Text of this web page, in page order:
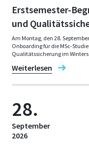
Erstsemester-
und
Am Montag, den 28.
Onboarding für die MSc-
Qualitätssicherung im
Weiterlesen
28.
September
2026